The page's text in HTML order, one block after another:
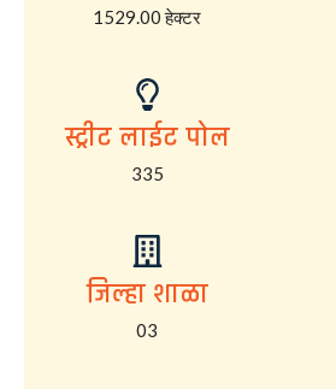
1529.00 हेक्टर
स्ट्रीट लाईट पोल
335
जिल्हा शाळा
03